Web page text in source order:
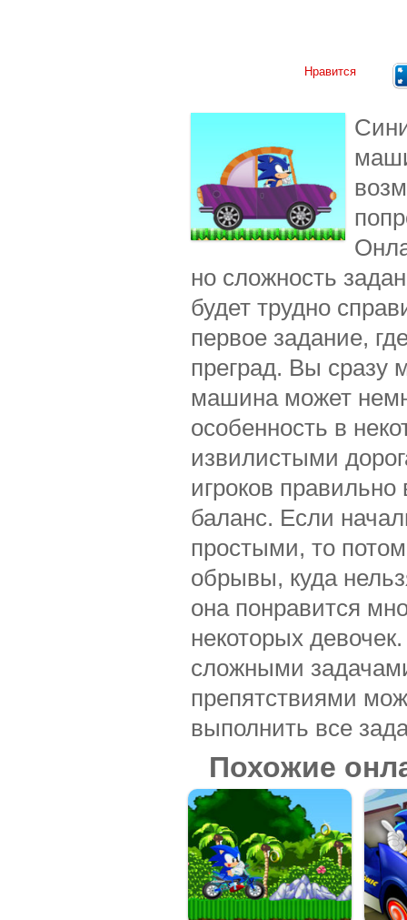
Нравится
но сложность
будет трудно
первое задание,
преград. Вы сразу
машина может
особенность в
извилистыми
игроков
баланс. Если
простыми, то
обрывы, куда
она понравится
некоторых
сложными
препятствиями
выполнить все
Похожие